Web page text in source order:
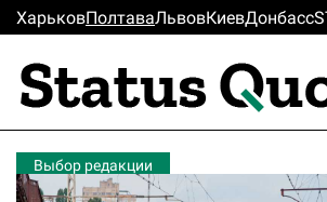
ХарьковПолтаваЛьвовКиевДонбасс
Выбор редакции